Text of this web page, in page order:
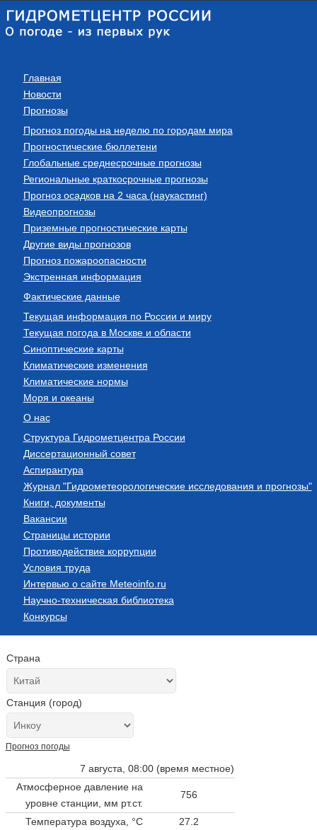
Главная
Новости
Прогнозы
Прогноз погоды на неделю по городам мира
Прогностические бюллетени
Глобальные среднесрочные прогнозы
Региональные краткосрочные прогнозы
Прогноз осадков на 2 часа (наукастинг)
Видеопрогнозы
Приземные прогностические карты
Другие виды прогнозов
Прогноз пожароопасности
Экстренная информация
Фактические данные
Текущая информация по России и миру
Текущая погода в Москве и области
Синоптические карты
Климатические изменения
Климатические нормы
Моря и океаны
О нас
Структура Гидрометцентра России
Диссертационный совет
Аспирантура
Журнал "Гидрометеорологические исследования и прогнозы"
Книги, документы
Вакансии
Страницы истории
Противодействие коррупции
Условия труда
Интервью о сайте Meteoinfo.ru
Научно-техническая библиотека
Конкурсы
Страна
Станция (город)
Прогноз погоды
7 августа, 08:00 (время местное)
Атмосферное давление на
уровне станции, мм рт.ст.
756
Температура воздуха, °C
27.2